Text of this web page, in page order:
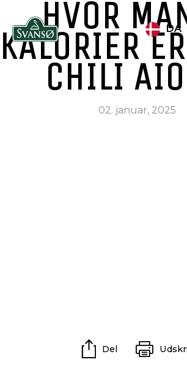
DA
HVOR
KALORIER
CHILI
02. januar, 2025
Del